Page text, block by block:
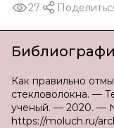
27
Как правильно
стекловолокна. —
ученый. — 2020. —
https://moluch.ru/